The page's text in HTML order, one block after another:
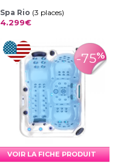
Spa Rio (3 places)
4.299€
-75%
VOIR LA FICHE PRODUIT